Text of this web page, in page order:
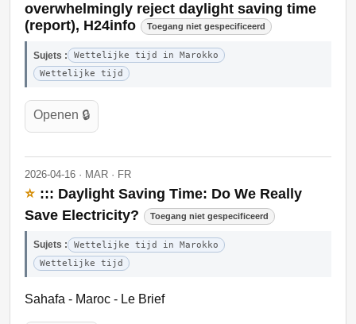
overwhelmingly reject daylight saving time
(report), H24info
Toegang niet gespecificeerd
Sujets :
Wettelijke tijd in Marokko
Wettelijke tijd
Openen 🔒
2026-04-16 · MAR · FR
⭐ ::: Daylight Saving Time: Do We Really
Save Electricity?
Toegang niet gespecificeerd
Sujets :
Wettelijke tijd in Marokko
Wettelijke tijd
Sahafa - Maroc - Le Brief